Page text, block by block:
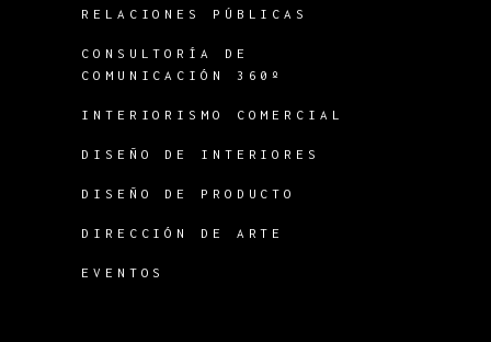
RELACIONES PÚBLICAS
CONSULTORÍA DE
COMUNICACIÓN 360º
INTERIORISMO COMERCIAL
DISEÑO DE INTERIORES
DISEÑO DE PRODUCTO
DIRECCIÓN DE ARTE
EVENTOS